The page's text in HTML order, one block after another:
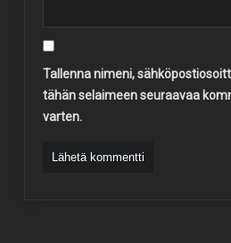
Tallenna nimeni,
tähän selaimeen seuraavaa
varten.